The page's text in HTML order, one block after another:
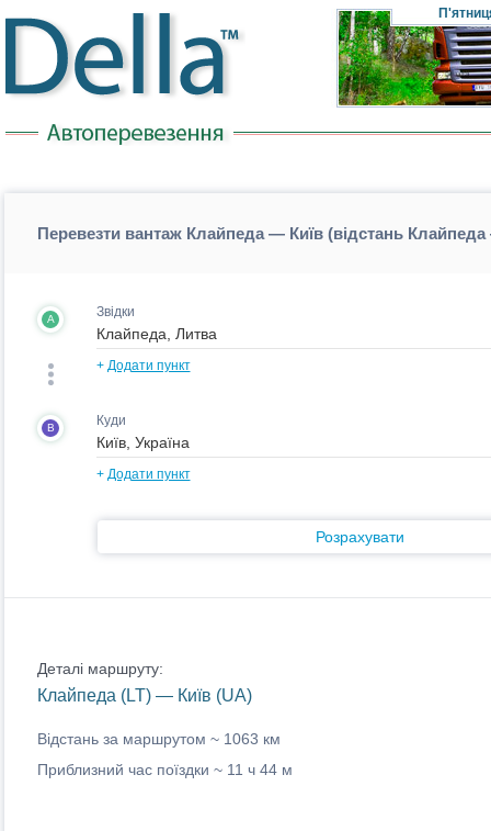
Перевезти вантаж Клайпеда — Київ (відстань
A Звідки
+ Додати пункт
B Куди
+ Додати пункт
Розрахувати
Деталі маршруту:
Клайпеда (LT) — Київ (UA)
Відстань за маршрутом ~ 1063 км
Приблизний час поїздки ~ 11 ч 44 м